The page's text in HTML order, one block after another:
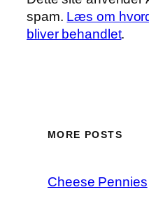
spam. Læs om
bliver behandlet.
MORE POSTS
Cheese Pennies